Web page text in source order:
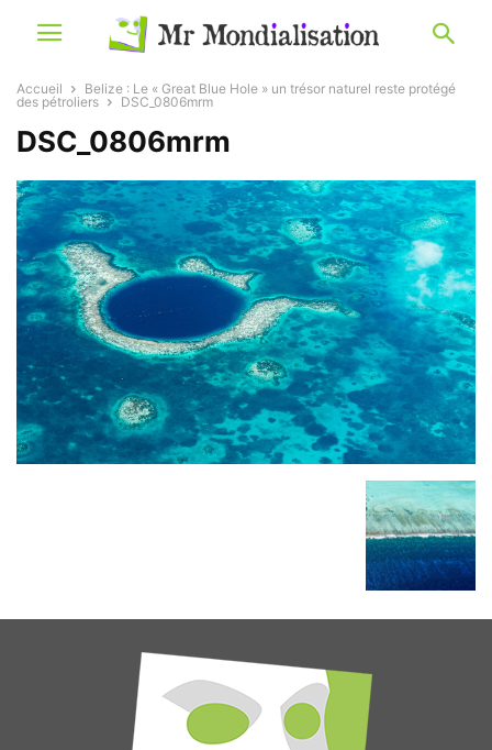
Accueil
Belize : Le « Great Blue Hole » un trésor naturel reste protégé
des pétroliers
DSC_0806mrm
DSC_0806mrm